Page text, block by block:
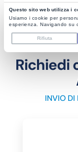
Questo sito web utilizza i
Usiamo i cookie per
esperienza. Navigando su
Rifiuta
Richiedi
INVIO DI